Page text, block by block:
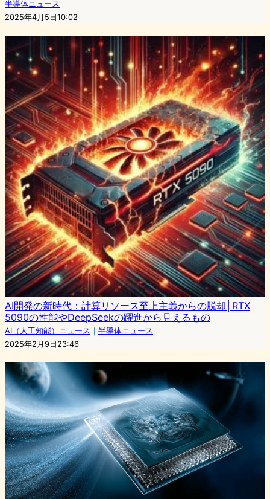
半導体ニュース
2025年4月5日10:02
AI開発の新時代：計算リソース至上主義からの脱却│RTX
5090の性能やDeepSeekの躍進から見えるもの
AI（人工知能）ニュース ｜ 半導体ニュース
2025年2月9日23:46